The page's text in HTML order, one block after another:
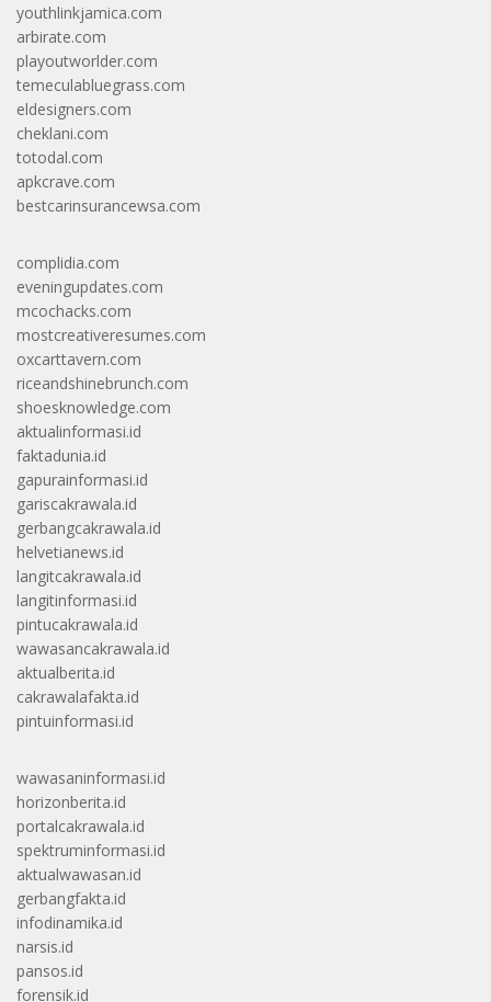
youthlinkjamica.com
arbirate.com
playoutworlder.com
temeculabluegrass.com
eldesigners.com
cheklani.com
totodal.com
apkcrave.com
bestcarinsurancewsa.com
complidia.com
eveningupdates.com
mcochacks.com
mostcreativeresumes.com
oxcarttavern.com
riceandshinebrunch.com
shoesknowledge.com
aktualinformasi.id
faktadunia.id
gapurainformasi.id
gariscakrawala.id
gerbangcakrawala.id
helvetianews.id
langitcakrawala.id
langitinformasi.id
pintucakrawala.id
wawasancakrawala.id
aktualberita.id
cakrawalafakta.id
pintuinformasi.id
wawasaninformasi.id
horizonberita.id
portalcakrawala.id
spektruminformasi.id
aktualwawasan.id
gerbangfakta.id
infodinamika.id
narsis.id
pansos.id
forensik.id